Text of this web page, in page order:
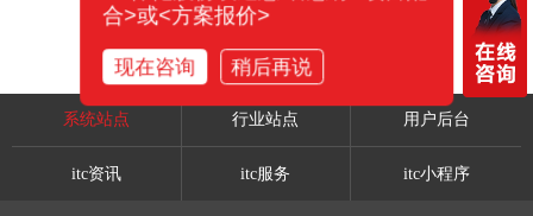
系统站点 行业站点 用户后台
itc资讯 itc服务 itc小程序
合>或<方案报价>
现在咨询 稍后再说